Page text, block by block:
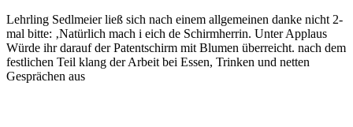
Lehrling Sedlmeier ließ sich nach einem allgemeinen danke nicht 2-
mal bitte: ‚Natürlich mach i eich de Schirmherrin. Unter Applaus
Würde ihr darauf der Patentschirm mit Blumen überreicht. nach dem
festlichen Teil klang der Arbeit bei Essen, Trinken und netten
Gesprächen aus